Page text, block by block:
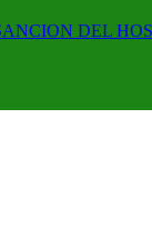
DEL